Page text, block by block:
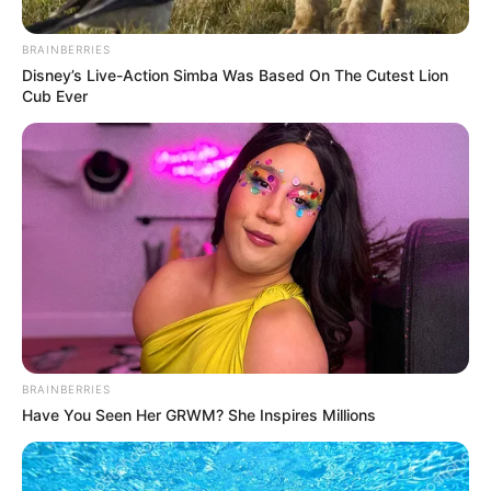
@alcaldiabquilla/X
Gran Parada de la Luz en Barranquilla
Por:Elsa Barrera
Diciembre 3, 2025
BRAINBERRIES
Disney’s Live-Action Simba Was Based On The Cutest Lion
Cub Ever
BRAINBERRIES
Have You Seen Her GRWM? She Inspires Millions